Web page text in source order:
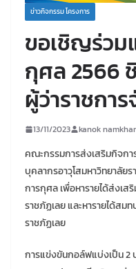
ข่าวกิจกรรม โครงการ
ขอเชิญร่ว
กุศล 2566
ผู้ว่าราชกา
13/11/2023 kanok
คณะกรรมการส่งเสริมกิจกา
บุคลากรอาวุโสมหาวิทยาลัย
การกุศล เพื่อหารายได้ส่งเส
ราชภัฏเลย และหารายได้สม
ราชภัฏเลย
การแข่งขันกอล์ฟแบ่งเป็น 2